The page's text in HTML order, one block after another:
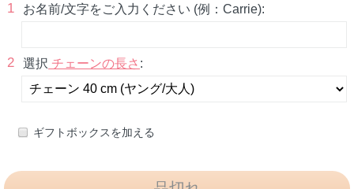
1 お名前/文字をご入力ください (例：Carrie):
2 選択 チェーンの長さ :
ギフトボックスを加える